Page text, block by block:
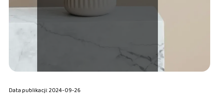
Data publikacji: 2024-09-26